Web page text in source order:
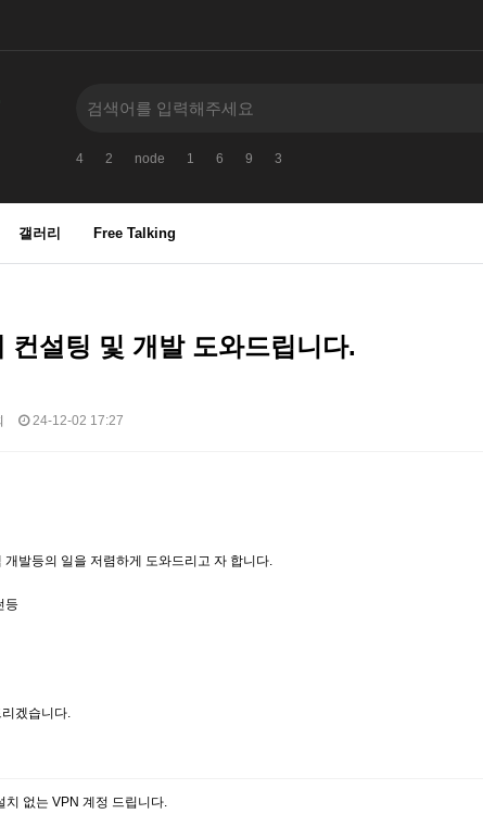
4 2 node 1 6 9 3
갤러리 Free Talking
컨설팅 및 개발 도와드립니다.
24-12-02 17:27
발등의 일을 저렴하게 도와드리고 자 합니다.
등
겠습니다.
치 없는 VPN 계정 드립니다.